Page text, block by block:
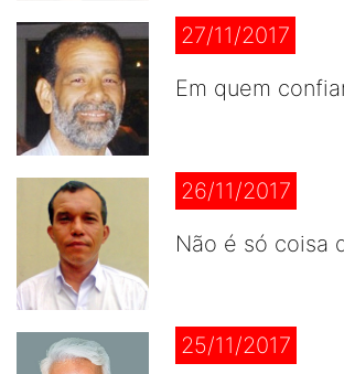
27/11/2017
Em quem
26/11/2017
Não é só coisa
25/11/2017